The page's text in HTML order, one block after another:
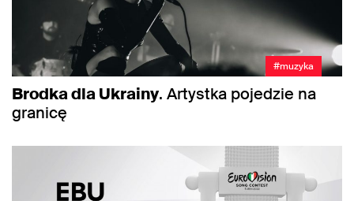
#muzyka
Brodka dla Ukrainy. Artystka pojedzie na
granicę